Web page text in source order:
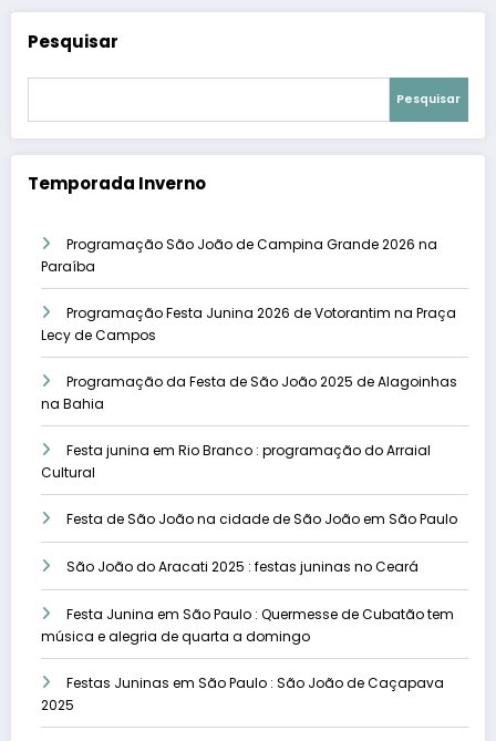
Pesquisar
Pesquisar
Temporada Inverno
Programação São João de Campina Grande 2026 na
Paraíba
Programação Festa Junina 2026 de Votorantim na Praça
Lecy de Campos
Programação da Festa de São João 2025 de Alagoinhas
na Bahia
Festa junina em Rio Branco : programação do Arraial
Cultural
Festa de São João na cidade de São João em São Paulo
São João do Aracati 2025 : festas juninas no Ceará
Festa Junina em São Paulo : Quermesse de Cubatão tem
música e alegria de quarta a domingo
Festas Juninas em São Paulo : São João de Caçapava
2025